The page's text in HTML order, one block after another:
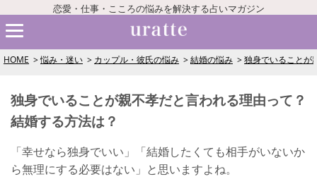
恋愛・仕事・こころの悩みを解決する占いマガジン
HOME 悩み・迷い カップル・彼氏の悩み 結婚の悩み 独身でいることが
独身でいることが親不孝だと言われる理由って？
結婚する方法は？
「幸せなら独身でいい」「結婚したくても相手がいないか
ら無理にする必要はない」と思いますよね。